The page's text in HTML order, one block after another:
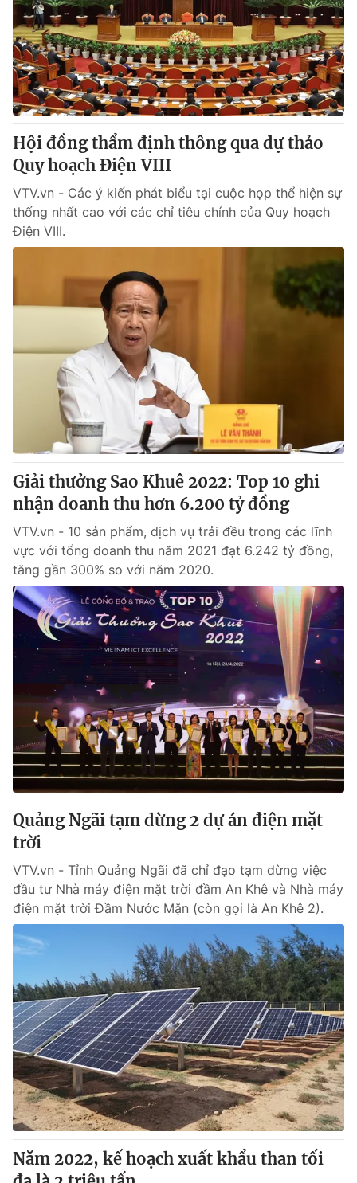
Hội đồng thẩm định thông qua dự thảo
Quy hoạch Điện VIII
VTV.vn - Các ý kiến phát biểu tại cuộc họp thể hiện sự
thống nhất cao với các chỉ tiêu chính của Quy hoạch
Điện VIII.
Giải thưởng Sao Khuê 2022: Top 10 ghi
nhận doanh thu hơn 6.200 tỷ đồng
VTV.vn - 10 sản phẩm, dịch vụ trải đều trong các lĩnh
vực với tổng doanh thu năm 2021 đạt 6.242 tỷ đồng,
tăng gần 300% so với năm 2020.
Quảng Ngãi tạm dừng 2 dự án điện mặt
trời
VTV.vn - Tỉnh Quảng Ngãi đã chỉ đạo tạm dừng việc
đầu tư Nhà máy điện mặt trời đầm An Khê và Nhà máy
điện mặt trời Đầm Nước Mặn (còn gọi là An Khê 2).
Năm 2022, kế hoạch xuất khẩu than tối